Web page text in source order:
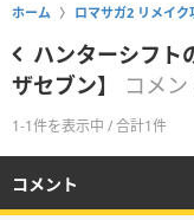
ホーム ロマサガ2 リメイ
ハンターシフト
ザセブン】
コメン
1-1件を表示中 / 合計1件
コメント